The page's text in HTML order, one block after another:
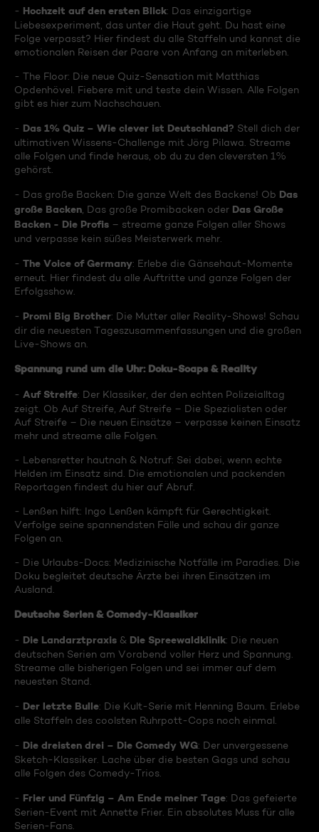
- Hochzeit auf den ersten Blick: Das einzigartige
Liebesexperiment, das unter die Haut geht. Du hast eine
Folge verpasst? Hier findest du alle Staffeln und kannst die
emotionalen Reisen der Paare von Anfang an miterleben.
- The Floor: Die neue Quiz-Sensation mit Matthias
Opdenhövel. Fiebere mit und teste dein Wissen. Alle Folgen
gibt es hier zum Nachschauen.
- Das 1% Quiz – Wie clever ist Deutschland? Stell dich der
ultimativen Wissens-Challenge mit Jörg Pilawa. Streame
alle Folgen und finde heraus, ob du zu den cleversten 1%
gehörst.
- Das große Backen: Die ganze Welt des Backens! Ob Das
große Backen , Das große Promibacken oder Das Große
Backen - Die Profis – streame ganze Folgen aller Shows
und verpasse kein süßes Meisterwerk mehr.
- The Voice of Germany: Erlebe die Gänsehaut-Momente
erneut. Hier findest du alle Auftritte und ganze Folgen der
Erfolgsshow.
- Promi Big Brother: Die Mutter aller Reality-Shows! Schau
dir die neuesten Tageszusammenfassungen und die großen
Live-Shows an.
Spannung rund um die Uhr: Doku-Soaps & Reality
- Auf Streife: Der Klassiker, der den echten Polizeialltag
zeigt. Ob Auf Streife, Auf Streife – Die Spezialisten oder
Auf Streife – Die neuen Einsätze – verpasse keinen Einsatz
mehr und streame alle Folgen.
- Lebensretter hautnah & Notruf: Sei dabei, wenn echte
Helden im Einsatz sind. Die emotionalen und packenden
Reportagen findest du hier auf Abruf.
- Lenßen hilft: Ingo Lenßen kämpft für Gerechtigkeit.
Verfolge seine spannendsten Fälle und schau dir ganze
Folgen an.
- Die Urlaubs-Docs: Medizinische Notfälle im Paradies. Die
Doku begleitet deutsche Ärzte bei ihren Einsätzen im
Ausland.
Deutsche Serien & Comedy-Klassiker
- Die Landarztpraxis & Die Spreewaldklinik: Die neuen
deutschen Serien am Vorabend voller Herz und Spannung.
Streame alle bisherigen Folgen und sei immer auf dem
neuesten Stand.
- Der letzte Bulle: Die Kult-Serie mit Henning Baum. Erlebe
alle Staffeln des coolsten Ruhrpott-Cops noch einmal.
- Die dreisten drei – Die Comedy WG: Der unvergessene
Sketch-Klassiker. Lache über die besten Gags und schau
alle Folgen des Comedy-Trios.
- Frier und Fünfzig – Am Ende meiner Tage: Das gefeierte
Serien-Event mit Annette Frier. Ein absolutes Muss für alle
Serien-Fans.